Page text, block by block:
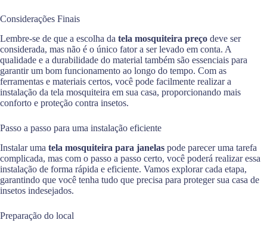
Considerações Finais
Lembre-se de que a escolha da tela mosquiteira preço deve ser
considerada, mas não é o único fator a ser levado em conta. A
qualidade e a durabilidade do material também são essenciais para
garantir um bom funcionamento ao longo do tempo. Com as
ferramentas e materiais certos, você pode facilmente realizar a
instalação da tela mosquiteira em sua casa, proporcionando mais
conforto e proteção contra insetos.
Passo a passo para uma instalação eficiente
Instalar uma tela mosquiteira para janelas pode parecer uma tarefa
complicada, mas com o passo a passo certo, você poderá realizar essa
instalação de forma rápida e eficiente. Vamos explorar cada etapa,
garantindo que você tenha tudo que precisa para proteger sua casa de
insetos indesejados.
Preparação do local